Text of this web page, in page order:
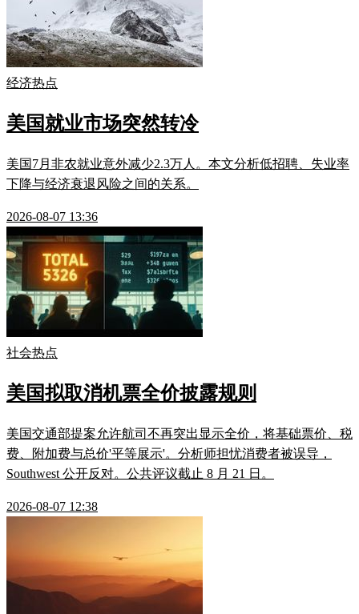
经济热点
美国就业市场突然转冷
美国7月非农就业意外减少2.3万人。本文分析低招聘、失业率
下降与经济衰退风险之间的关系。
2026-08-07 13:36
社会热点
美国拟取消机票全价披露规则
美国交通部提案允许航司不再突出显示全价，将基础票价、税
费、附加费与总价'平等展示'。分析师担忧消费者被误导，
Southwest 公开反对。公共评议截止 8 月 21 日。
2026-08-07 12:38